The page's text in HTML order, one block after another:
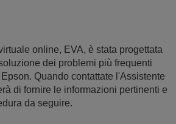
online, EVA, è stata progettata
dei problemi più frequenti
Quando contattate l'Assistente
di fornire le informazioni pertinenti e
da seguire.